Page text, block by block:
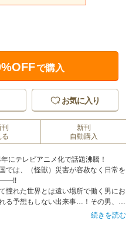
で購入
お気に入り
刊
る
新刊
自動購入
にテレビアニメ化で話題沸騰！
では、（怪獣）災害が容赦なく日常を
――!!
憧れた世界とは遠い場所で働く男にお
る予想もしない出来事…！その男、怪
なりかつて憧れた場所を再び目指す…！
続きを読む